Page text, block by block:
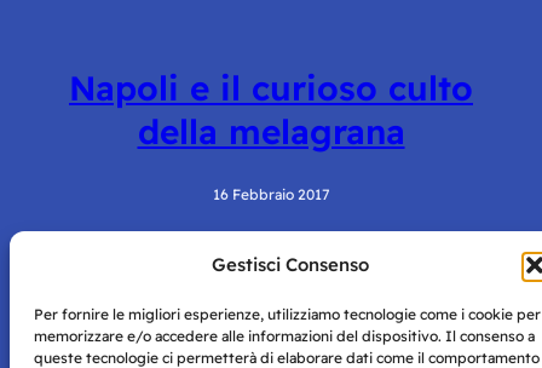
Gestisci Consenso
Per fornire le migliori esperienze, utilizziamo tecnologie come i cookie per
memorizzare e/o accedere alle informazioni del dispositivo. Il consenso a
queste tecnologie ci permetterà di elaborare dati come il comportamento
Napoli e il curioso culto
della melagrana
16 Febbraio 2017